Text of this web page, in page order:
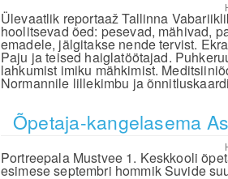
Ülevaatlik reportaaž Tallinna
hoolitsevad õed: pesevad, mähivad,
emadele, jälgitakse nende tervist.
Paju ja teised haiglatöötajad.
lahkumist imiku mähkimist.
Normannile lillekimbu ja
Õpetaja-kangelasema
Portreepala Mustvee 1. Keskkooli
esimese septembri hommik Suvide